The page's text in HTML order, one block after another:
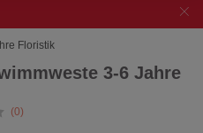
Floristik
3-6 Jahre
(0)